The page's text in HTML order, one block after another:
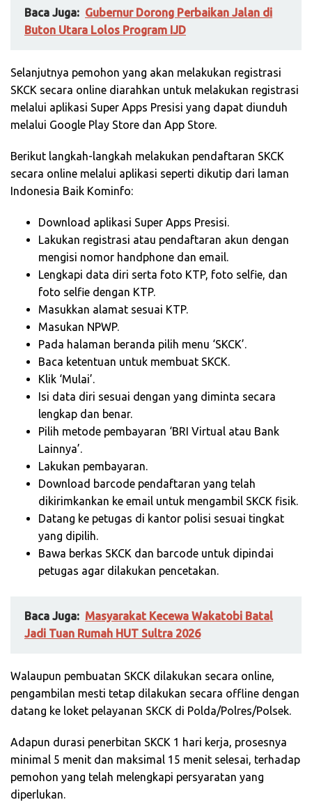
Baca Juga: Gubernur Dorong Perbaikan Jalan di
Buton Utara Lolos Program IJD
Selanjutnya pemohon yang akan melakukan registrasi
SKCK secara online diarahkan untuk melakukan registrasi
melalui aplikasi Super Apps Presisi yang dapat diunduh
melalui Google Play Store dan App Store.
Berikut langkah-langkah melakukan pendaftaran SKCK
secara online melalui aplikasi seperti dikutip dari laman
Indonesia Baik Kominfo:
Download aplikasi Super Apps Presisi.
Lakukan registrasi atau pendaftaran akun dengan
mengisi nomor handphone dan email.
Lengkapi data diri serta foto KTP, foto selfie, dan
foto selfie dengan KTP.
Masukkan alamat sesuai KTP.
Masukan NPWP.
Pada halaman beranda pilih menu ‘SKCK’.
Baca ketentuan untuk membuat SKCK.
Klik ‘Mulai’.
Isi data diri sesuai dengan yang diminta secara
lengkap dan benar.
Pilih metode pembayaran ‘BRI Virtual atau Bank
Lainnya’.
Lakukan pembayaran.
Download barcode pendaftaran yang telah
dikirimkankan ke email untuk mengambil SKCK fisik.
Datang ke petugas di kantor polisi sesuai tingkat
yang dipilih.
Bawa berkas SKCK dan barcode untuk dipindai
petugas agar dilakukan pencetakan.
Baca Juga: Masyarakat Kecewa Wakatobi Batal
Jadi Tuan Rumah HUT Sultra 2026
Walaupun pembuatan SKCK dilakukan secara online,
pengambilan mesti tetap dilakukan secara offline dengan
datang ke loket pelayanan SKCK di Polda/Polres/Polsek.
Adapun durasi penerbitan SKCK 1 hari kerja, prosesnya
minimal 5 menit dan maksimal 15 menit selesai, terhadap
pemohon yang telah melengkapi persyaratan yang
diperlukan.